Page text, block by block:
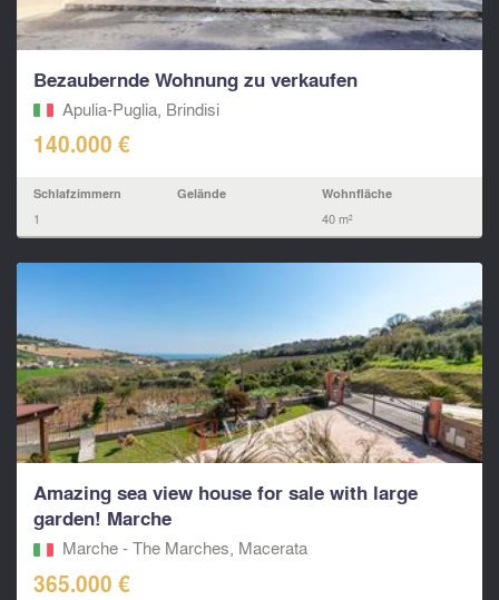
Bezaubernde Wohnung zu verkaufen
Apulia-Puglia, Brindisi
140.000 €
Schlafzimmern
1
Gelände Wohnfläche
40 m²
Amazing sea view house for sale with large
garden! Marche
Marche - The Marches, Macerata‎
365.000 €